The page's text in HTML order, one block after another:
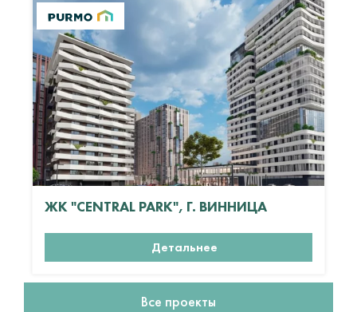
ЖК "CENTRAL PARK", Г. ВИННИЦА
Детальнее
Все проекты